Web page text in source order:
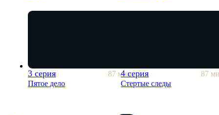
3 серия
87 мин
Пятое дело
4 серия
87
Стертые следы